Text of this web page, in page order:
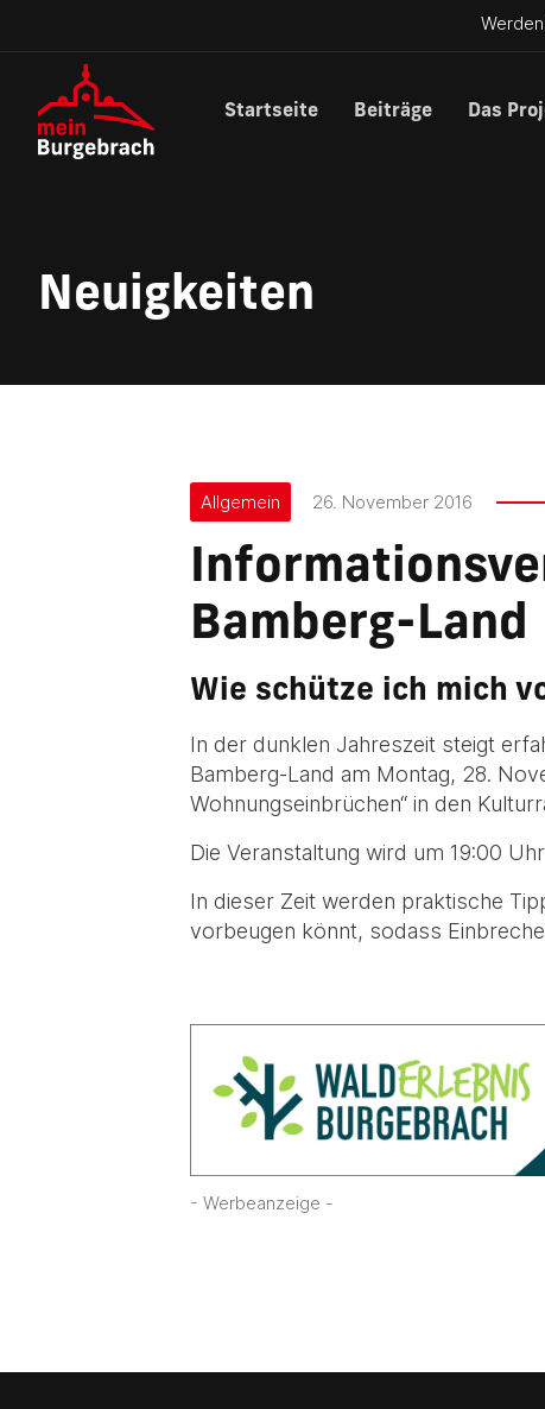
Startseite Beiträge Das
Neuigkeiten
Allgemein 26. November 2016
Bamberg-Land
Wie schütze ich mich
In der dunklen Jahreszeit steigt
Bamberg-Land am Montag, 28.
Wohnungseinbrüchen“ in den
Die Veranstaltung wird um 19:00
In dieser Zeit werden praktische
vorbeugen könnt, sodass
- Werbeanzeige -